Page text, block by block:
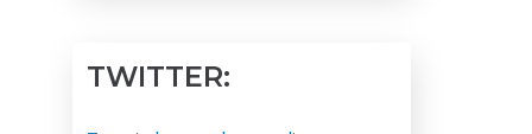
TWITTER: